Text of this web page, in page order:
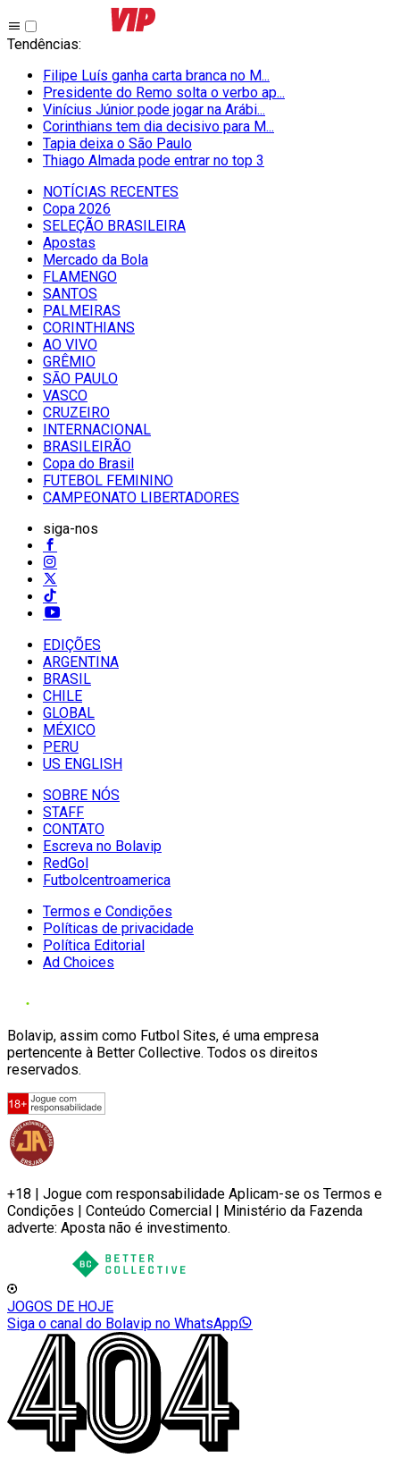
Tendências:
Filipe Luís ganha carta branca no M...
Presidente do Remo solta o verbo ap...
Vinícius Júnior pode jogar na Arábi...
Corinthians tem dia decisivo para M...
Tapia deixa o São Paulo
Thiago Almada pode entrar no top 3
NOTÍCIAS RECENTES
Copa 2026
SELEÇÃO BRASILEIRA
Apostas
Mercado da Bola
FLAMENGO
SANTOS
PALMEIRAS
CORINTHIANS
AO VIVO
GRÊMIO
SĀO PAULO
VASCO
CRUZEIRO
INTERNACIONAL
BRASILEIRÃO
Copa do Brasil
FUTEBOL FEMININO
CAMPEONATO LIBERTADORES
siga-nos
EDIÇÕES
ARGENTINA
BRASIL
CHILE
GLOBAL
MÉXICO
PERU
US ENGLISH
SOBRE NÓS
STAFF
CONTATO
Escreva no Bolavip
RedGol
Futbolcentroamerica
Termos e Condições
Políticas de privacidade
Política Editorial
Ad Choices
Bolavip, assim como Futbol Sites, é uma empresa
pertencente à Better Collective. Todos os direitos
reservados.
+18 | Jogue com responsabilidade Aplicam-se os Termos e
Condições | Conteúdo Comercial | Ministério da Fazenda
adverte: Aposta não é investimento.
JOGOS DE HOJE
Siga o canal do Bolavip no WhatsApp